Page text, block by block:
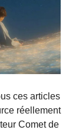
ces articles
réellement
Comet de